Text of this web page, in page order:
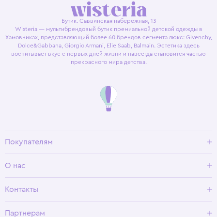
Бутик. Саввинская набережная, 13
Wisteria — мультибрендовый бутик премиальной детской одежды в
Хамовниках, представляющий более 60 брендов сегмента люкс: Givenchy,
Dolce&Gabbana, Giorgio Armani, Elie Saab, Balmain. Эстетика здесь
воспитывает вкус с первых дней жизни и навсегда становится частью
прекрасного мира детства.
Покупателям
Условия возврата
О нас
Программа лояльности
Контакты
Партнерам